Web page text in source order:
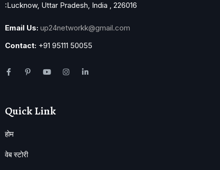
:Lucknow, Uttar Pradesh, India , 226016
Email Us: up24networkk@gmail.com
Contact: +91 95111 50055
Quick Link
होम
वेब स्टोरी